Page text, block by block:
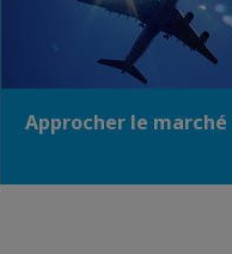
Approcher le marché